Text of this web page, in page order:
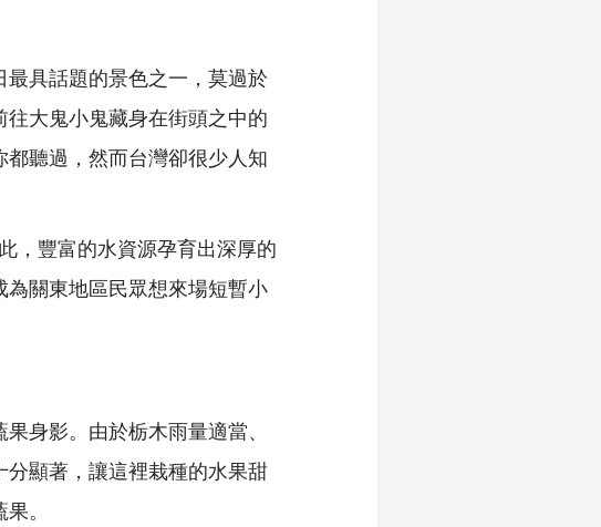
具話題的景色之一，莫過於
大鬼小鬼藏身在街頭之中的
聽過，然而台灣卻很少人知
，豐富的水資源孕育出深厚的
關東地區民眾想來場短暫小
身影。由於栃木雨量適當、
顯著，讓這裡栽種的水果甜
。